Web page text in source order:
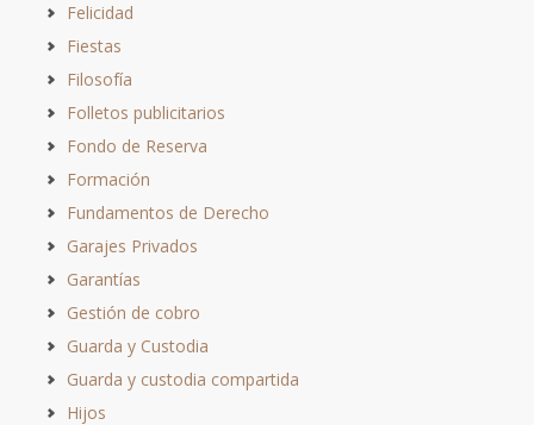
Felicidad
Fiestas
Filosofía
Folletos publicitarios
Fondo de Reserva
Formación
Fundamentos de Derecho
Garajes Privados
Garantías
Gestión de cobro
Guarda y Custodia
Guarda y custodia compartida
Hijos